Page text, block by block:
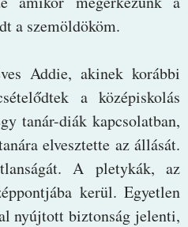
a szemöldököm.
Addie, akinek korábbi
a középiskolás
tanár-diák kapcsolatban,
elvesztette az állását.
A pletykák, az
kerül. Egyetlen
nyújtott biztonság jelenti,